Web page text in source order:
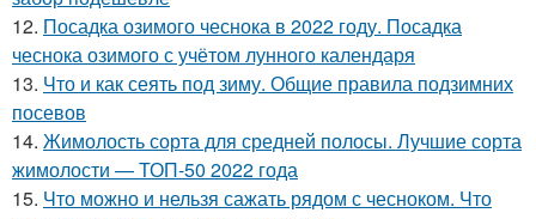
12. Посадка озимого чеснока в 2022 году. Посадка
чеснока озимого с учётом лунного календаря
13. Что и как сеять под зиму. Общие правила подзимних
посевов
14. Жимолость сорта для средней полосы. Лучшие сорта
жимолости — ТОП-50 2022 года
15. Что можно и нельзя сажать рядом с чесноком. Что